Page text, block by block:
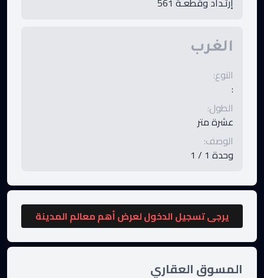
الغرب
النوع:
:
الطول:
عشرة متر
الوصف:
وحدة 1 / 1
يرجى تسجيل الدخول لعرض أهم معالم المدينة
المسوق العقاري